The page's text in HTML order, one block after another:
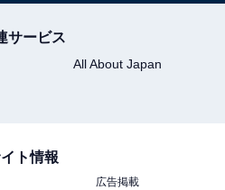
サービス
All About Japan
ト情報
広告掲載